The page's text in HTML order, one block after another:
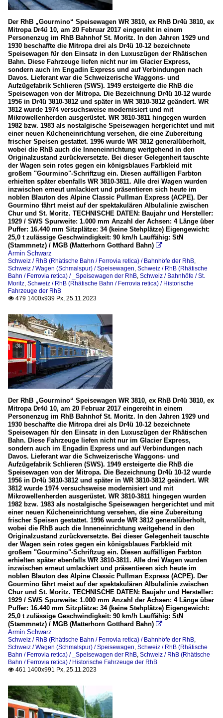
Ge 4/4 I (RhB)
MGB Matterhorn Gotthard Bahn
Glacier Express
RhB (Rhätische Bahn / Ferrovia retica)
Albulabahn (UNESCO-Weltkulturerbe) 940
Bahnhöfe der RhB
Engadinerlinie (Inntal) 910 / 960
Glacier Express
Historische Fahrzeuge der RhB
PmG - Personenzug mit Güterbeförderung
_Personenwagen der RhB
_Speisewagen der RhB
Wagen (Schmalspur)
Güterwagen 4-achsig
Steuerwagen
2020
2022
2023
Der RhB „Gourmino“ Speisewagen WR 3810, ex RhB Dr4ü 3810, ex
Mitropa Dr4ü 10, am 20 Februar 2017 eingereiht in einem
Personenzug im RhB Bahnhof St. Moritz. In den Jahren 1929 und
1930 beschaffte die Mitropa drei als Dr4ü 10-12 bezeichnete
Speisewagen für den Einsatz in den Luxuszügen der Rhätischen
Bahn. Diese Fahrzeuge liefen nicht nur im Glacier Express,
sondern auch im Engadin Express und auf Verbindungen nach
Davos. Lieferant war die Schweizerische Waggons- und
Aufzügefabrik Schlieren (SWS). 1949 ersteigerte die RhB die
Speisewagen von der Mitropa. Die Bezeichnung Dr4ü 10-12 wurde
1956 in Dr4ü 3810-3812 und später in WR 3810-3812 geändert. WR
3812 wurde 1974 versuchsweise modernisiert und mit
Mikrowellenherden ausgerüstet. WR 3810-3811 hingegen wurden
1982 bzw. 1983 als nostalgische Speisewagen hergerichtet und mit
einer neuen Kücheneinrichtung versehen, die eine Zubereitung
frischer Speisen gestattet. 1996 wurde WR 3812 generalüberholt,
wobei die RhB auch die Inneneinrichtung weitgehend in den
Originalzustand zurückversetzte. Bei dieser Gelegenheit tauschte
der Wagen sein rotes gegen ein königsblaues Farbkleid mit
großem "Gourmino"-Schriftzug ein. Diesen auffälligen Farbton
erhielten später ebenfalls WR 3810-3811. Alle drei Wagen wurden
inzwischen erneut umlackiert und präsentieren sich heute im
noblen Blauton des Alpine Classic Pullman Express (ACPE). Der
Gourmino fährt meist auf der spektakulären Albulalinie zwischen
Chur und St. Moritz. TECHNISCHE DATEN: Baujahr und Hersteller:
1929 / SWS Spurweite: 1.000 mm Anzahl der Achsen: 4 Länge über
Puffer: 16.440 mm Sitzplätze: 34 (keine Stehplätze) Eigengewicht:
25,0 t zulässige Geschwindigkeit: 90 km/h Lauffähig: StN
(Stammnetz) / MGB (Matterhorn Gotthard Bahn) 
Armin Schwarz
Schweiz / RhB (Rhätische Bahn / Ferrovia retica) / Bahnhöfe der RhB,
Schweiz / Wagen (Schmalspur) / Speisewagen, Schweiz / RhB (Rhätische
Bahn / Ferrovia retica) / _Speisewagen der RhB, Schweiz / Bahnhöfe / St.
Moritz, Schweiz / RhB (Rhätische Bahn / Ferrovia retica) / Historische
Fahrzeuge der RhB
 479 1400x939 Px, 25.11.2023
Der RhB „Gourmino“ Speisewagen WR 3810, ex RhB Dr4ü 3810, ex
Mitropa Dr4ü 10, am 20 Februar 2017 eingereiht in einem
Personenzug im RhB Bahnhof St. Moritz. In den Jahren 1929 und
1930 beschaffte die Mitropa drei als Dr4ü 10-12 bezeichnete
Speisewagen für den Einsatz in den Luxuszügen der Rhätischen
Bahn. Diese Fahrzeuge liefen nicht nur im Glacier Express,
sondern auch im Engadin Express und auf Verbindungen nach
Davos. Lieferant war die Schweizerische Waggons- und
Aufzügefabrik Schlieren (SWS). 1949 ersteigerte die RhB die
Speisewagen von der Mitropa. Die Bezeichnung Dr4ü 10-12 wurde
1956 in Dr4ü 3810-3812 und später in WR 3810-3812 geändert. WR
3812 wurde 1974 versuchsweise modernisiert und mit
Mikrowellenherden ausgerüstet. WR 3810-3811 hingegen wurden
1982 bzw. 1983 als nostalgische Speisewagen hergerichtet und mit
einer neuen Kücheneinrichtung versehen, die eine Zubereitung
frischer Speisen gestattet. 1996 wurde WR 3812 generalüberholt,
wobei die RhB auch die Inneneinrichtung weitgehend in den
Originalzustand zurückversetzte. Bei dieser Gelegenheit tauschte
der Wagen sein rotes gegen ein königsblaues Farbkleid mit
großem "Gourmino"-Schriftzug ein. Diesen auffälligen Farbton
erhielten später ebenfalls WR 3810-3811. Alle drei Wagen wurden
inzwischen erneut umlackiert und präsentieren sich heute im
noblen Blauton des Alpine Classic Pullman Express (ACPE). Der
Gourmino fährt meist auf der spektakulären Albulalinie zwischen
Chur und St. Moritz. TECHNISCHE DATEN: Baujahr und Hersteller:
1929 / SWS Spurweite: 1.000 mm Anzahl der Achsen: 4 Länge über
Puffer: 16.440 mm Sitzplätze: 34 (keine Stehplätze) Eigengewicht:
25,0 t zulässige Geschwindigkeit: 90 km/h Lauffähig: StN
(Stammnetz) / MGB (Matterhorn Gotthard Bahn) 
Armin Schwarz
Schweiz / RhB (Rhätische Bahn / Ferrovia retica) / Bahnhöfe der RhB,
Schweiz / Wagen (Schmalspur) / Speisewagen, Schweiz / RhB (Rhätische
Bahn / Ferrovia retica) / _Speisewagen der RhB, Schweiz / RhB (Rhätische
Bahn / Ferrovia retica) / Historische Fahrzeuge der RhB
 461 1400x991 Px, 25.11.2023